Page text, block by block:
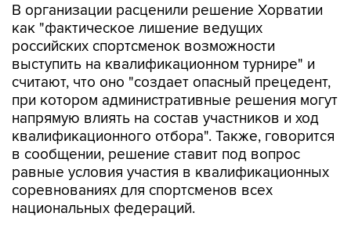
В организации расценили решение Хорватии
как "фактическое лишение ведущих
российских спортсменок возможности
выступить на квалификационном турнире" и
считают, что оно "создает опасный прецедент,
при котором административные решения могут
напрямую влиять на состав участников и ход
квалификационного отбора". Также, говорится
в сообщении, решение ставит под вопрос
равные условия участия в квалификационных
соревнованиях для спортсменов всех
национальных федераций.